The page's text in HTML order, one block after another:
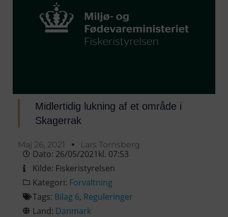
Midlertidig lukning af et område i
Skagerrak
Maj 26, 2021 Lars Tornsberg
Dato: 26/05/2021kl. 07:53
Kilde: Fiskeristyrelsen
Kategori: Forvaltning
Tags: Bilag 6, Reguleringer
Land: Danmark